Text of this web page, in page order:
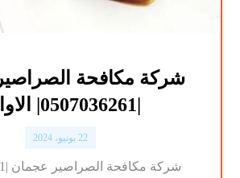
شركة مكافحة
22 يونيو، 2024